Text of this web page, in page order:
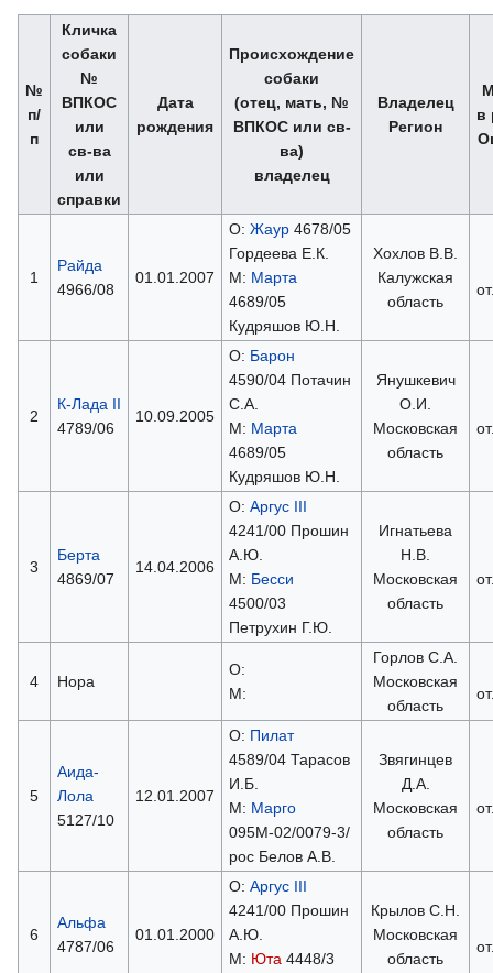
№
п/
п
Кличка
собаки
№
ВПКОС
или
св-ва
или
справки
Дата
рождения
Происхождение
собаки
(отец, мать, №
ВПКОС или св-
ва)
владелец
Владелец
Регион
в
1
Райда
4966/08
01.01.2007
О: Жаур4678/05
Гордеева Е.К.
М: Марта
4689/05
Кудряшов Ю.Н.
Хохлов В.В.
Калужская
область
2
К-Лада II
4789/06
10.09.2005
О: Барон
4590/04 Потачин
С.А.
М: Марта
4689/05
Кудряшов Ю.Н.
Янушкевич
О.И.
Московская
область
3
Берта
4869/07
14.04.2006
О: Аргус III
4241/00 Прошин
А.Ю.
М: Бесси
4500/03
Петрухин Г.Ю.
Игнатьева
Н.В.
Московская
область
4 Нора
О:
М:
Горлов С.А.
Московская
область
5
Аида-
Лола
5127/10
12.01.2007
О: Пилат
4589/04 Тарасов
И.Б.
М: Марго
095М-02/0079-3/
рос Белов А.В.
Звягинцев
Д.А.
Московская
область
6
Альфа
4787/06
01.01.2000
О: Аргус III
4241/00 Прошин
А.Ю.
М: Юта4448/3
Крылов С.Н.
Московская
область